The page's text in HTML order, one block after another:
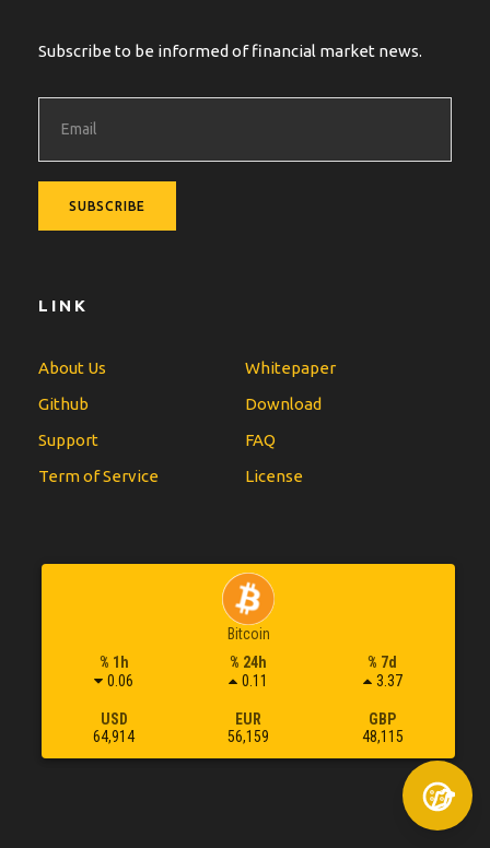
Subscribe to be informed of financial market news.
LINK
About Us
Whitepaper
Github
Download
Support
FAQ
Term of Service
License
Bitcoin
% 1h
0.06
% 24h
0.11
% 7d
3.37
USD
64,914
EUR
56,159
GBP
48,115